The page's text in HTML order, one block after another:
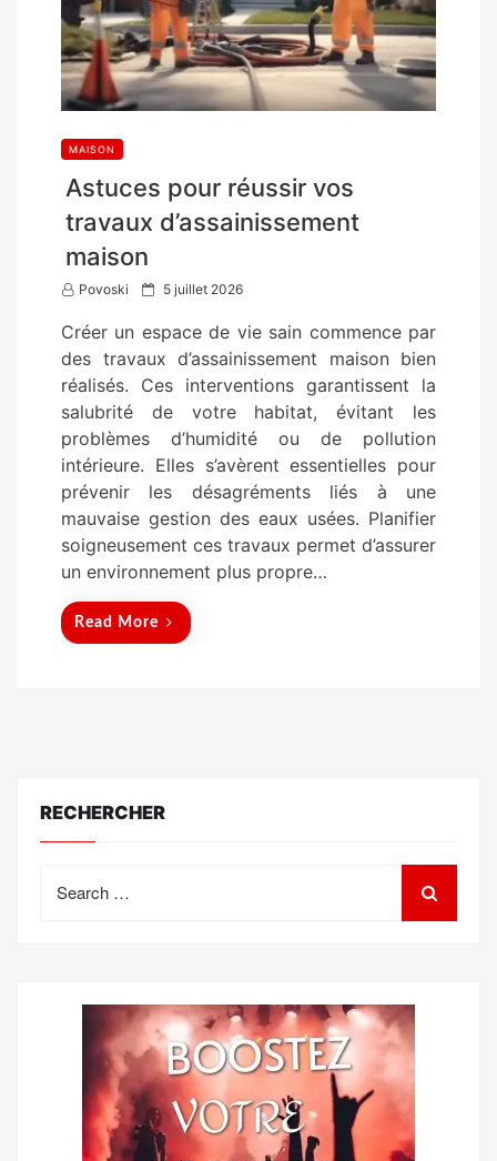
MAISON
Astuces pour réussir vos
travaux d’assainissement
maison
Povoski
P
s
t
e
d
n
5 juillet 2026
Créer un espace de vie sain commence par
des travaux d’assainissement maison bien
réalisés. Ces interventions garantissent la
salubrité de votre habitat, évitant les
problèmes d’humidité ou de pollution
intérieure. Elles s’avèrent essentielles pour
prévenir les désagréments liés à une
mauvaise gestion des eaux usées. Planifier
soigneusement ces travaux permet d’assurer
un environnement plus propre…
Read More
RECHERCHER
for: